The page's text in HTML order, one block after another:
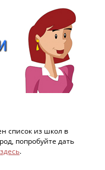
список из школ в
попробуйте дать
здесь.